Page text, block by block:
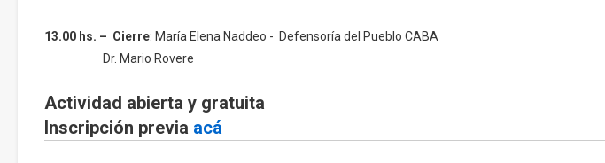
13.00 hs. – Cierre: María Elena Naddeo - Defensoría del Pueblo CABA
Dr. Mario Rovere
Actividad abierta y gratuita
Inscripción previa acá